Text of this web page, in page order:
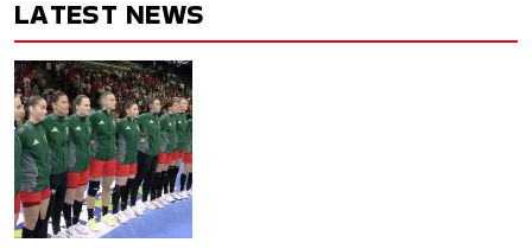
LATEST NEWS